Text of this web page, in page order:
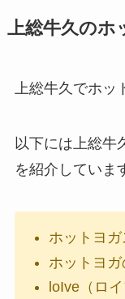
上総牛久のホ
上総牛久でホ
以下には上総牛
を紹介していま
ホットヨ
ホットヨ
loIve（ロイ